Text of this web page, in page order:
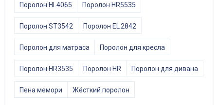
Поролон HL4065 Поролон HR5535
Поролон ST3542 Поролон EL 2842
Поролон для матраса Поролон для кресла
Поролон HR3535 Поролон HR Поролон для дивана
Пена мемори Жёсткий поролон